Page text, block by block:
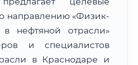
направлению «Физик-
в нефтяной отрасли»
и специалистов
в Краснодаре и